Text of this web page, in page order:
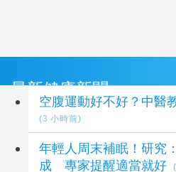
最新健康新聞
空腹運動好不好？中醫
(3 小時前)
年輕人周末補眠！研究
成 專家提醒適當就好